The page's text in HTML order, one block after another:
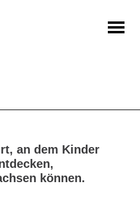
an dem Kinder
können.